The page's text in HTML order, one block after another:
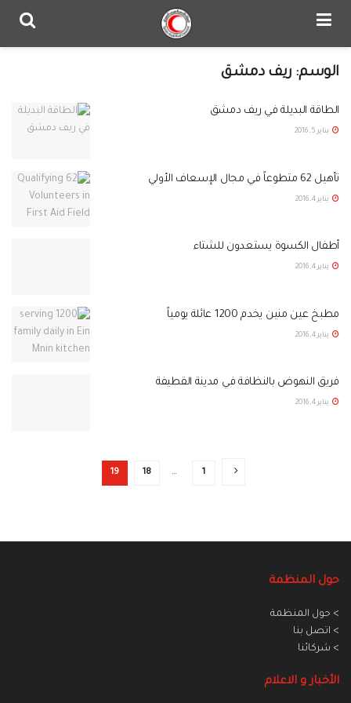
الوسم: ريف دمشق
الطاقة البديلة في ريف دمشق
يناير 5, 2016
تأهيل 62 متطوعاً في مجال الإسعاف الأولي‎
يناير 4, 2016
أطفال الكسوة يستعدون للشتاء
يناير 4, 2016
مطبخ عين منين يخدم 1200 عائلة يومياً‎
يناير 4, 2016
فريق النهوض بالنظافة في مدينة القطيفة
يناير 4, 2016
1
…
18
19
حول المنظمة
> حول المنظمة
> اتصل بنا
> شركائنا
الأخبار و الاعلام